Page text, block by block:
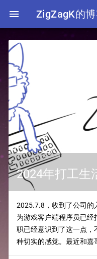
 ZigZagK的
2024年打工生
2025.7.8，收到了公司的
为游戏客户端程序员已经
职已经意识到了这一点
种切实的感觉。最近和嘉